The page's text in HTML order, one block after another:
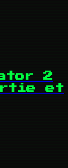
2
et